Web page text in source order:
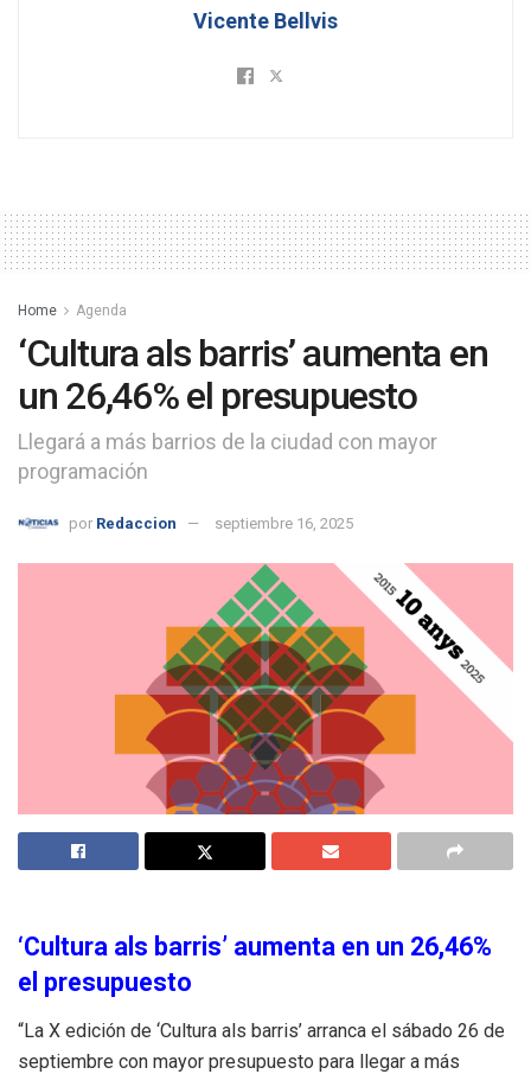
Vicente Bellvis
Home Agenda
‘Cultura als barris’ aumenta en
un 26,46% el presupuesto
Llegará a más barrios de la ciudad con mayor
programación
por Redaccion septiembre 16, 2025
‘Cultura als barris’ aumenta en un 26,46%
el presupuesto
“La X edición de ‘Cultura als barris’ arranca el sábado 26 de
septiembre con mayor presupuesto para llegar a más